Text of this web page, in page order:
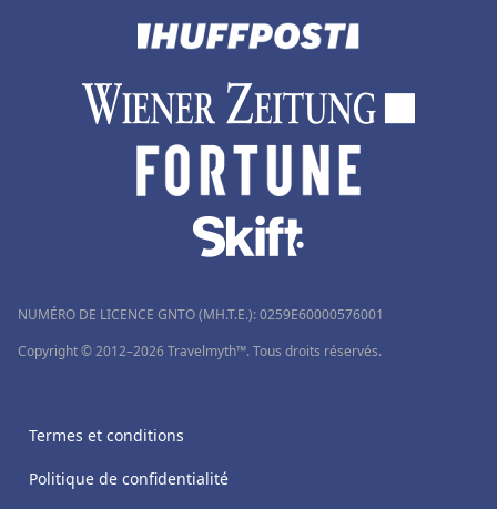
NUMÉRO DE LICENCE GNTO (MH.T.E.): 0259Ε60000576001
Copyright © 2012–2026 Travelmyth™. Tous droits réservés.
Termes et conditions
Politique de confidentialité